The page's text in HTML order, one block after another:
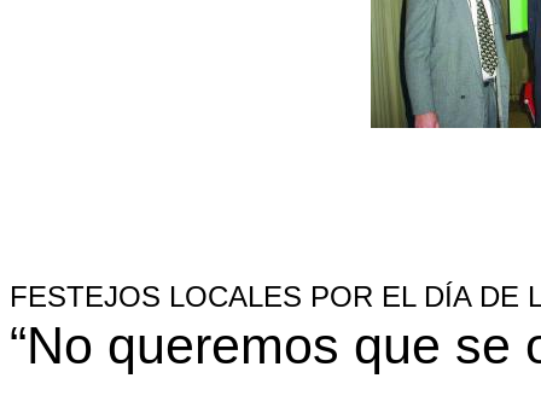
FESTEJOS LOCALES POR EL DÍA DE
“No queremos que se